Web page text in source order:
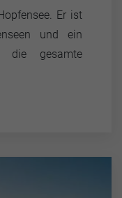
Er ist
und ein
die gesamte